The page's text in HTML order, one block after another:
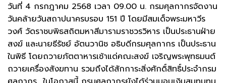
วันที่ 4 กรกฎาคม 2568 เวลา 09.00 น. กรมศุลกากรจัดงาน
วันคล้ายวันสถาปนาครบรอบ 151 ปี โดยมีสมเด็จพระมหาวีร
วงศ์ วัดราชบพิธสถิตมหาสีมารามราชวรวิหาร เป็นประธานฝ่าย
สงฆ์ และนายธีรัชย์ อัตนวานิช อธิบดีกรมศุลกากร เป็นประธาน
ในพิธี โดยถวายภัตตาหารเช้าแด่คณะสงฆ์ เจริญพระพุทธมนต์
ถวายเครื่องสังฆทาน รวมถึงได้สักการะสิ่งศักดิ์สิทธิ์ประจำกรม